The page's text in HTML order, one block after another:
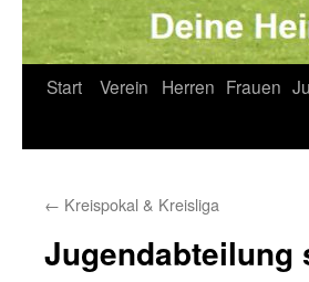
Start Verein Herren Frauen
← Kreispokal & Kreisliga
Jugendabteilung